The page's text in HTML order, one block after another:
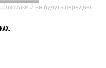
розсилки й не будуть передані